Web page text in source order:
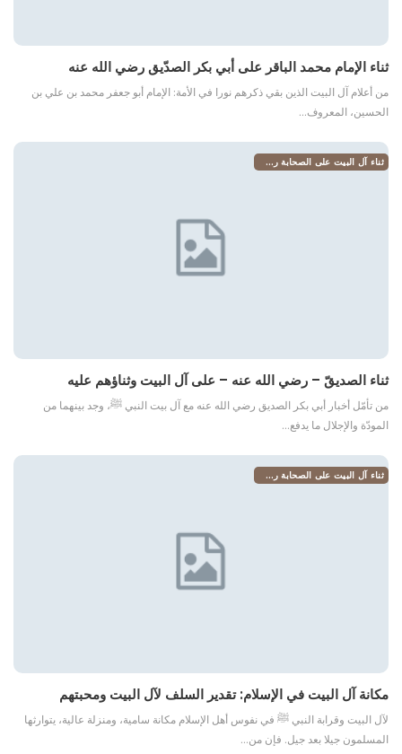
ثناء الإمام محمد الباقر على أبي بكر الصدّيق رضي الله عنه
من أعلام آل البيت الذين بقي ذكرهم نورا في الأمة: الإمام أبو جعفر محمد بن علي بن
الحسين، المعروف…
ثناء آل البيت على الصحابة رضي الله عنهم
ثناء الصديقّ – رضي الله عنه – على آل البيت وثناؤهم عليه
من تأمّل أخبار أبي بكر الصديق رضي الله عنه مع آل بيت النبي ﷺ، وجد بينهما من
المودّة والإجلال ما يدفع…
ثناء آل البيت على الصحابة رضي الله عنهم
مكانة آل البيت في الإسلام: تقدير السلف لآل البيت ومحبتهم
لآل البيت وقرابة النبي ﷺ في نفوس أهل الإسلام مكانة سامية، ومنزلة عالية، يتوارثها
المسلمون جيلا بعد جيل. فإن من…